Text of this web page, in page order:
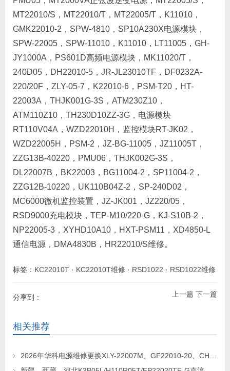
MT22010/S，MT22010/T，MT22005/T，K11010，
GMK22010-2，SPW-4810，SP10A230X电源模块，
SPW-22005，SPW-11010，K11010，LT11005，GH-
JY1000A，PS601D高频电源模块，MK11020/T，
240D05，DH22010-5，JR-JL23010TF，DF0232A-
220/20F，ZLY-05-7，K22010-6，PSM-T20，HT-
22003A，THJK001G-3S，ATM230Z10，
ATM110Z10，TH230D10ZZ-3G，电源模块
RT110V04A，WZD22010H，监控模块RT-JK02，
WZD22005H，PSM-2，JZ-BG-11005，JZ11005T，
ZZG13B-40220，PMU06，THJK002G-3S，
DL22007B，BK22003，BG11004-2，SP11004-2，
ZZG12B-10220，UK110B04Z-2，SP-240D02，
MC6000微机监控装置，JZ-JK001，JZ220/05，
RSD9000充电模块，TEP-M10/220-G，KJ-S10B-2，
NP22005-3，XYHD10A10，HXT-PSM11，XD4850-L
通信电源，DMA4830B，HR22010/S维修。
标签： KC22010T · KC22010T维修 · RSD1022 · RSD1022维修
上一篇 下一篇
分享到：
相关推荐